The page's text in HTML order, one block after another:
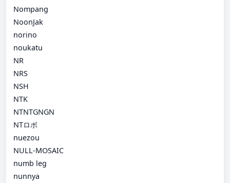
Nompang
NoonJak
norino
noukatu
NR
NRS
NSH
NTK
NTNTGNGN
NTロボ
nuezou
NULL-MOSAIC
numb leg
nunnya